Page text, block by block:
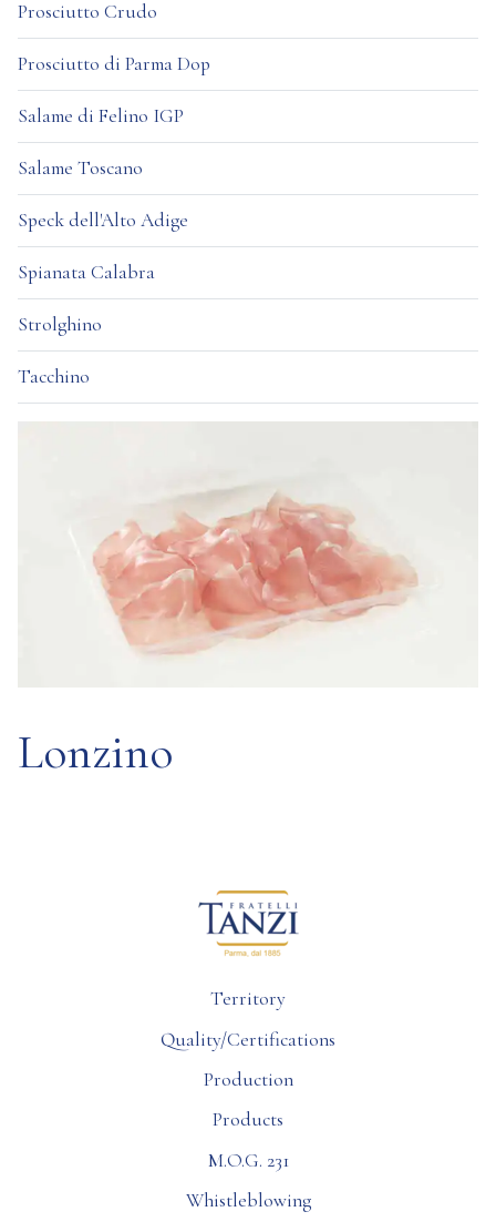
Prosciutto Crudo
Prosciutto di Parma Dop
Salame di Felino IGP
Salame Toscano
Speck dell'Alto Adige
Spianata Calabra
Strolghino
Tacchino
Lonzino
Territory
Quality/Certifications
Production
Products
M.O.G. 231
Whistleblowing